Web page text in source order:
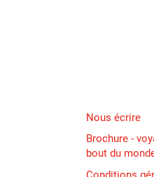
Nous écrire
Brochure -
bout du